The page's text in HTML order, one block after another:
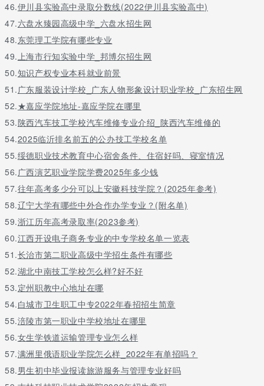
46.伊川县实验高中录取分数线(2022伊川县实验高中)
47.六盘水臻园高级中学_六盘水招生网
48.东莞理工学院有哪些专业
49.上海市行知实验中学_邦博尔招生网
50.知识产权专业本科就业前景
51.广东服装设计学校_广东人物形象设计职业学校_广东招生网
52.★嘉应学院地址-嘉应学院在哪里
53.陕西汽车技工学校汽车维修专业介绍_陕西汽车维修的
54.2025临沂排名前五的公办技工学校名单
55.绥德职业技术教育中心宿舍条件、住宿好吗、寝室情况
56.广西演艺职业学院学费2025年多少钱
57.往年高考多少分可以上安徽科技学院？(2025年参考)
58.辽宁大学有哪些中外合作办学专业？(附名单)
59.浙江历年高考录取率(2023参考)
60.江西开设电子商务专业的中专学校名单一览表
51.长治市第二职业高级中学招生条件有哪些
52.湖北中南技工学校怎么样?好不好
53.定州职教中心地址在哪
54.白城市卫生职工中专2022年春招招生简章
55.涪陵市第一职业中学校地址在哪里
56.女生学铁道运输管理专业怎么样
57.满洲里俄语职业学院怎么样_2022年有单招吗？
58.男生初中毕业报读旅游服务与管理专业好吗